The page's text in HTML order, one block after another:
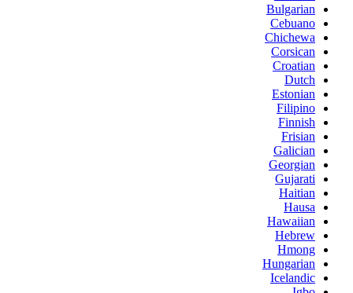
Bulgarian
Cebuano
Chichewa
Corsican
Croatian
Dutch
Estonian
Filipino
Finnish
Frisian
Galician
Georgian
Gujarati
Haitian
Hausa
Hawaiian
Hebrew
Hmong
Hungarian
Icelandic